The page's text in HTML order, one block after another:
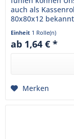
auch als
80x80x12
die Ihr...
Einheit 1 Rolle(n)
ab 1,64 € *
Merken